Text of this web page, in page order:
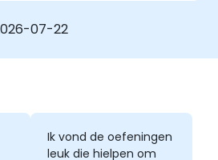
Een voorbeeld hiervan is
een complex monolithisch
systemen die
elkaar communiceren;
tot aanzienlijke
binnen beide nieuwe
onderliggende
07-22
Ik vond de oefeningen
leuk die hielpen om